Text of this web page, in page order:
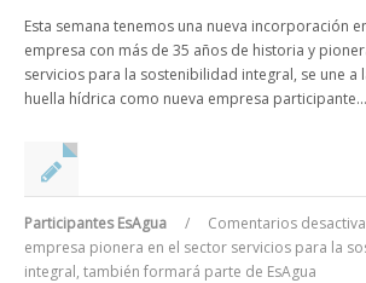
Esta semana tenemos una nueva incorporación
empresa con más de 35 años de historia y
servicios para la sostenibilidad integral, se une a
huella hídrica como nueva empresa
Participantes EsAgua / Comentarios
empresa pionera en el sector servicios para la
integral, también formará parte de EsAgua